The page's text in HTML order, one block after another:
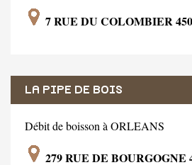
7 RUE DU COLOMBIER
LA PIPE DE BOIS
Débit de boisson à ORLEANS
279 RUE DE BOURGOGNE